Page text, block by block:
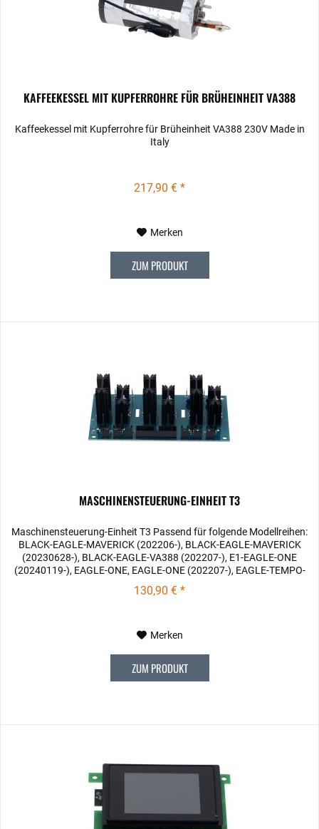
KAFFEEKESSEL MIT KUPFERROHRE FÜR BRÜHEINHEIT VA388
Kaffeekessel mit Kupferrohre für Brüheinheit VA388 230V Made in
Italy
217,90 € *
Merken
ZUM PRODUKT
MASCHINENSTEUERUNG-EINHEIT T3
Maschinensteuerung-Einheit T3 Passend für folgende Modellreihen:
BLACK-EAGLE-MAVERICK (202206-), BLACK-EAGLE-MAVERICK
(20230628-), BLACK-EAGLE-VA388 (202207-), E1-EAGLE-ONE
(20240119-), EAGLE-ONE, EAGLE-ONE (202207-), EAGLE-TEMPO-
130,90 € *
Merken
ZUM PRODUKT